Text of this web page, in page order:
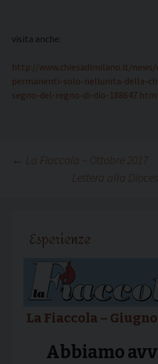
visita anche:
http://www.chiesadimilano.it/news/
permanenti-solo-nellunita-della-
segno-del-regno-di-dio-
← La Fiaccola – Ottobre 2017
Lettera alla
Esperienze
La Fiaccola –
Abbiamo